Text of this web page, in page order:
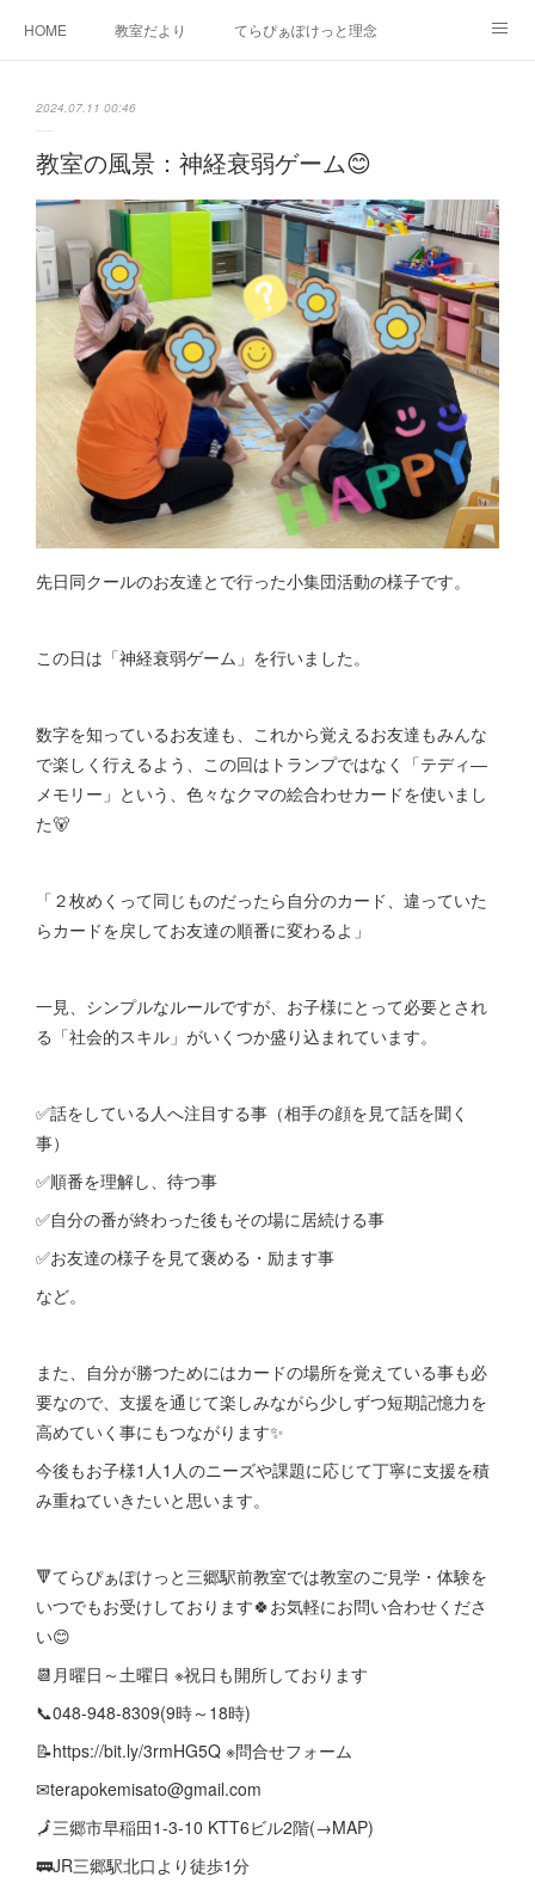
HOME 教室だより てらぴぁぽけっと理念
2024.07.11 00:46
教室の風景：神経衰弱ゲーム😊
先日同クールのお友達とで行った小集団活動の様子です。
この日は「神経衰弱ゲーム」を行いました。
数字を知っているお友達も、これから覚えるお友達もみんな
で楽しく行えるよう、この回はトランプではなく「テディ―
メモリー」という、色々なクマの絵合わせカードを使いまし
た🐻
「２枚めくって同じものだったら自分のカード、違っていた
らカードを戻してお友達の順番に変わるよ」
一見、シンプルなルールですが、お子様にとって必要とされ
る「社会的スキル」がいくつか盛り込まれています。
✅話をしている人へ注目する事（相手の顔を見て話を聞く
事）
✅順番を理解し、待つ事
✅自分の番が終わった後もその場に居続ける事
✅お友達の様子を見て褒める・励ます事
など。
また、自分が勝つためにはカードの場所を覚えている事も必
要なので、支援を通じて楽しみながら少しずつ短期記憶力を
高めていく事にもつながります✨
今後もお子様1人1人のニーズや課題に応じて丁寧に支援を積
み重ねていきたいと思います。
🔻てらぴぁぽけっと三郷駅前教室では教室のご見学・体験を
いつでもお受けしております🍀お気軽にお問い合わせくださ
い😊
📆月曜日～土曜日 ※祝日も開所しております
📞048-948-8309(9時～18時)
📝https://bit.ly/3rmHG5Q ※問合せフォーム
✉terapokemisato@gmail.com
🗾三郷市早稲田1-3-10 KTT6ビル2階(→MAP)
🚃JR三郷駅北口より徒歩1分